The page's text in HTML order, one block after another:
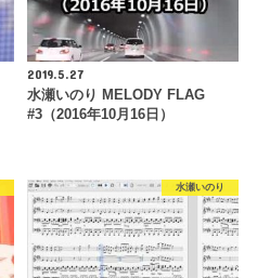
2019.5.27
水瀬いのり MELODY FLAG
#3（2016年10月16日）
水瀬いのり